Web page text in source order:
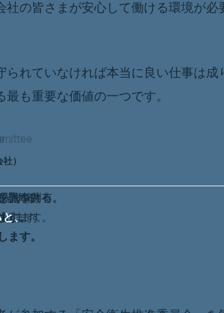
の皆さまが安心して働ける環境が必
れていなければ本当に良い仕事は成
も重要な価値の一つです。
識を共有。
す。
）
する
す。
ト事例
します。
見つける。
ます。
と、
ます。